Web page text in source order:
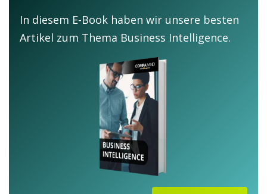
In diesem E-Book haben wir unsere besten
Artikel zum Thema Business Intelligence.